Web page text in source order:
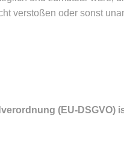
verstoßen oder sonst
(EU-DSGVO)